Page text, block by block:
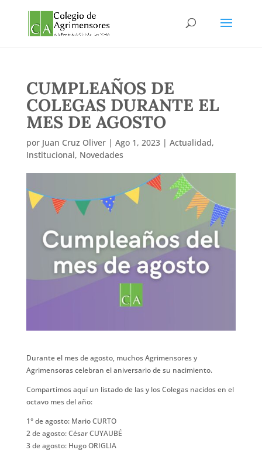
CUMPLEAÑOS DE
COLEGAS DURANTE EL
MES DE AGOSTO
por Juan Cruz Oliver| Ago 1, 2023| Actualidad,
Institucional, Novedades
Durante el mes de agosto, muchos Agrimensores y
Agrimensoras celebran el aniversario de su nacimiento.
Compartimos aquí un listado de las y los Colegas nacidos en el
octavo mes del año:
1° de agosto: Mario CURTO
2 de agosto: César CUYAUBÉ
3 de agosto: Hugo ORIGLIA